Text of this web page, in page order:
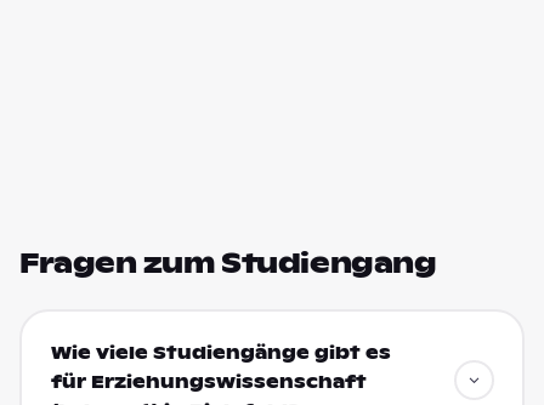
Fragen zum Studiengang
Wie viele Studiengänge gibt es
für Erziehungswissenschaft